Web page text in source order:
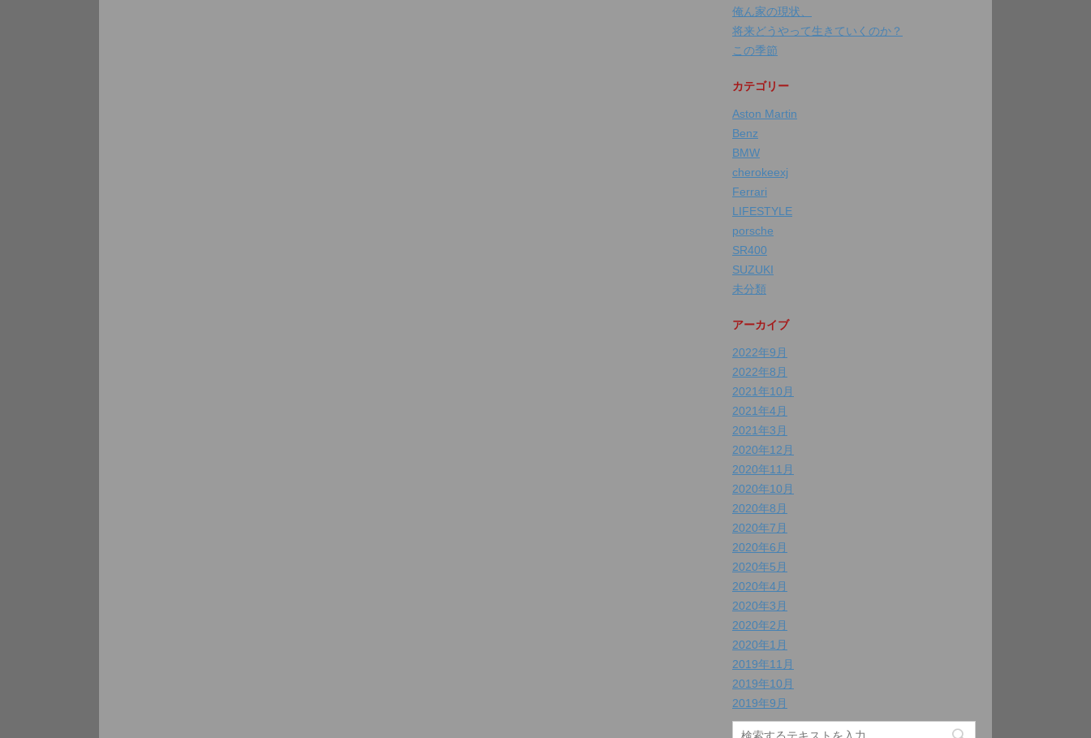
俺ん家の現状、
将来どうやって生きていくのか？
この季節
カテゴリー
Aston Martin
Benz
BMW
cherokeexj
Ferrari
LIFESTYLE
porsche
SR400
SUZUKI
未分類
アーカイブ
2022年9月
2022年8月
2021年10月
2021年4月
2021年3月
2020年12月
2020年11月
2020年10月
2020年8月
2020年7月
2020年6月
2020年5月
2020年4月
2020年3月
2020年2月
2020年1月
2019年11月
2019年10月
2019年9月